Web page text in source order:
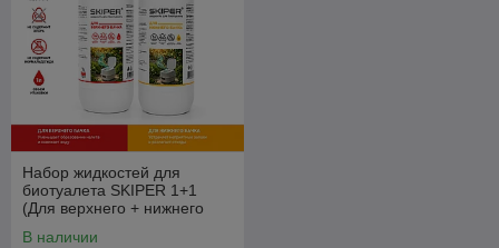
Набор жидкостей для
биотуалета SKIPER 1+1
(Для верхнего + нижнего
В наличии